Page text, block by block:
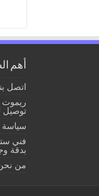
أهم
اتصل
ريموت
توصيل
سياسة
فني
بدقة
من